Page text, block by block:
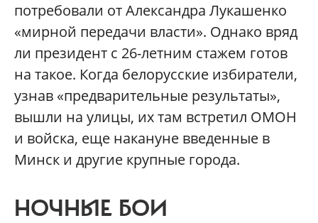
потребовали от Александра Лукашенко
«мирной передачи власти». Однако вряд
ли президент с 26-летним стажем готов
на такое. Когда белорусские избиратели,
узнав «предварительные результаты»,
вышли на улицы, их там встретил ОМОН
и войска, еще накануне введенные в
Минск и другие крупные города.
НОЧНЫЕ БОИ